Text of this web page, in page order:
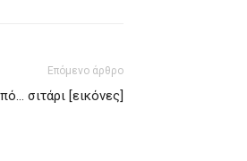
Επόμενο άρθρο
σιτάρι [εικόνες]